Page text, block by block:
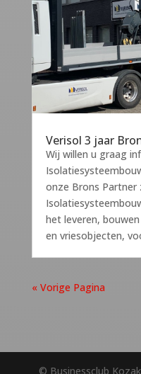
Verisol 3 jaar
Wij willen u graag
onze Brons Partner
het leveren,
en vriesobjecten,
« Vorige Pagina
© Businessclub